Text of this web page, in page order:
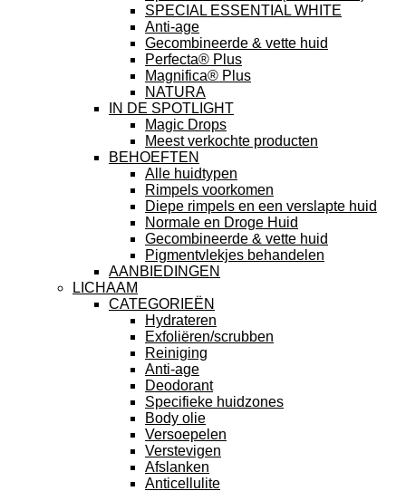
SPECIAL ESSENTIAL WHITE
Anti-age
Gecombineerde & vette huid
Perfecta® Plus
Magnifica® Plus
NATURA
IN DE SPOTLIGHT
Magic Drops
Meest verkochte producten
BEHOEFTEN
Alle huidtypen
Rimpels voorkomen
Diepe rimpels en een verslapte huid
Normale en Droge Huid
Gecombineerde & vette huid
Pigmentvlekjes behandelen
AANBIEDINGEN
LICHAAM
CATEGORIEËN
Hydrateren
Exfoliëren/scrubben
Reiniging
Anti-age
Deodorant
Specifieke huidzones
Body olie
Versoepelen
Verstevigen
Afslanken
Anticellulite